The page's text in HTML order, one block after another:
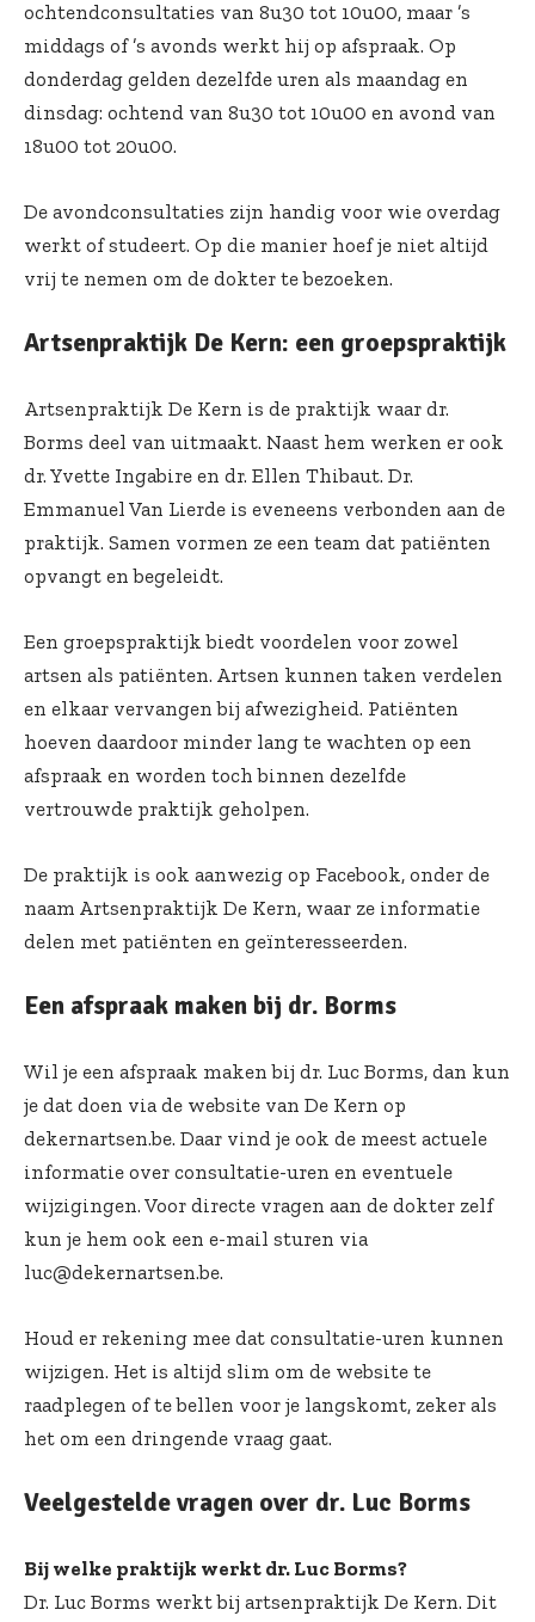
ochtendconsultaties van 8u30 tot 10u00, maar ’s
middags of ’s avonds werkt hij op afspraak. Op
donderdag gelden dezelfde uren als maandag en
dinsdag: ochtend van 8u30 tot 10u00 en avond van
18u00 tot 20u00.
De avondconsultaties zijn handig voor wie overdag
werkt of studeert. Op die manier hoef je niet altijd
vrij te nemen om de dokter te bezoeken.
Artsenpraktijk De Kern: een groepspraktijk
Artsenpraktijk De Kern is de praktijk waar dr.
Borms deel van uitmaakt. Naast hem werken er ook
dr. Yvette Ingabire en dr. Ellen Thibaut. Dr.
Emmanuel Van Lierde is eveneens verbonden aan de
praktijk. Samen vormen ze een team dat patiënten
opvangt en begeleidt.
Een groepspraktijk biedt voordelen voor zowel
artsen als patiënten. Artsen kunnen taken verdelen
en elkaar vervangen bij afwezigheid. Patiënten
hoeven daardoor minder lang te wachten op een
afspraak en worden toch binnen dezelfde
vertrouwde praktijk geholpen.
De praktijk is ook aanwezig op Facebook, onder de
naam Artsenpraktijk De Kern, waar ze informatie
delen met patiënten en geïnteresseerden.
Een afspraak maken bij dr. Borms
Wil je een afspraak maken bij dr. Luc Borms, dan kun
je dat doen via de website van De Kern op
dekernartsen.be. Daar vind je ook de meest actuele
informatie over consultatie-uren en eventuele
wijzigingen. Voor directe vragen aan de dokter zelf
kun je hem ook een e-mail sturen via
luc@dekernartsen.be.
Houd er rekening mee dat consultatie-uren kunnen
wijzigen. Het is altijd slim om de website te
raadplegen of te bellen voor je langskomt, zeker als
het om een dringende vraag gaat.
Veelgestelde vragen over dr. Luc Borms
Bij welke praktijk werkt dr. Luc Borms?
Dr. Luc Borms werkt bij artsenpraktijk De Kern. Dit